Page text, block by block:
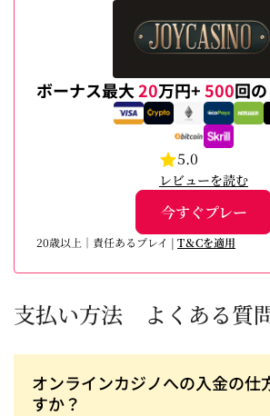
ボーナス最大20万円+500回の
5.0
レビューを読む
今すぐプレー
20歳以上｜責任あるプレイ | T＆Cを適用
支払い方法 よくある質
オンラインカジノへの入金の仕
すか？